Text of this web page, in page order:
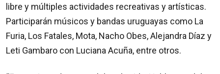
libre y múltiples actividades recreativas y artísticas.
Participarán músicos y bandas uruguayas como La
Furia, Los Fatales, Mota, Nacho Obes, Alejandra Díaz y
Leti Gambaro con Luciana Acuña, entre otros.